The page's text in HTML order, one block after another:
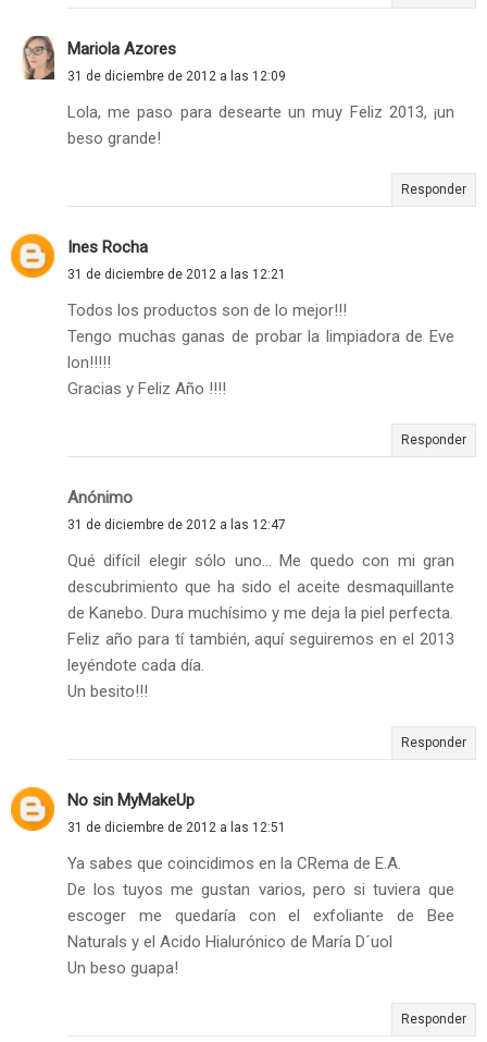
Mariola Azores
31 de diciembre de 2012 a las 12:09
Lola, me paso para desearte un muy Feliz 2013, ¡un
beso grande!
Responder
Ines Rocha
31 de diciembre de 2012 a las 12:21
Todos los productos son de lo mejor!!!
Tengo muchas ganas de probar la limpiadora de Eve
lon!!!!!
Gracias y Feliz Año !!!!
Responder
Anónimo
31 de diciembre de 2012 a las 12:47
Qué difícil elegir sólo uno... Me quedo con mi gran
descubrimiento que ha sido el aceite desmaquillante
de Kanebo. Dura muchísimo y me deja la piel perfecta.
Feliz año para tí también, aquí seguiremos en el 2013
leyéndote cada día.
Un besito!!!
Responder
No sin MyMakeUp
31 de diciembre de 2012 a las 12:51
Ya sabes que coincidimos en la CRema de E.A.
De los tuyos me gustan varios, pero si tuviera que
escoger me quedaría con el exfoliante de Bee
Naturals y el Acido Hialurónico de María D´uol
Un beso guapa!
Responder